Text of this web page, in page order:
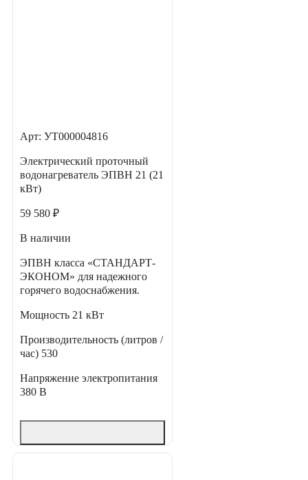
Арт: УТ000004816
Электрический проточный
водонагреватель ЭПВН 21 (21
кВт)
59 580 ₽
В наличии
ЭПВН класса «СТАНДАРТ-
ЭКОНОМ» для надежного
горячего водоснабжения.
Мощность 21 кВт
Производительность (литров /
час) 530
Напряжение электропитания
380 В